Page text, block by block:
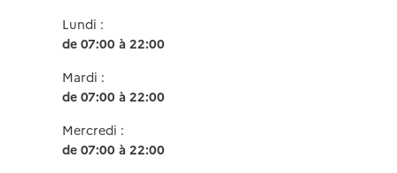
Lundi :
de 07:00 à 22:00
Mardi :
de 07:00 à 22:00
Mercredi :
de 07:00 à 22:00